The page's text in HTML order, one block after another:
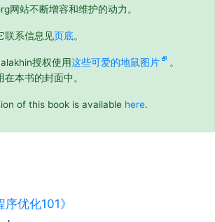
网站不断增容和维护的动力。
联系信息见页底。
授权使用这些可爱的地鼠图片
。
本书的封面中。
of this book is available here.
优化101》